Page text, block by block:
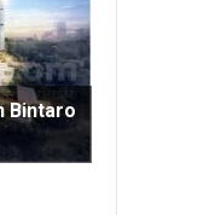
Bintaro